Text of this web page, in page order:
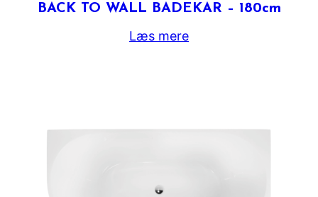
BACK TO WALL BADEKAR – 180cm
Læs mere